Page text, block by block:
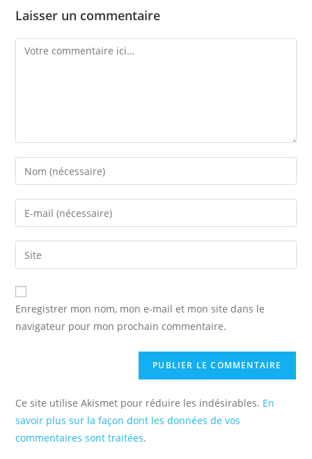
Laisser un commentaire
Comment
Enter
your
name
comment
Enter
your
email
address
comment
Saisir
l’URL
de
votre
(facultatif)
Enregistrer mon nom, mon e-mail et mon site dans le
navigateur pour mon prochain commentaire.
Ce site utilise Akismet pour réduire les indésirables. En
savoir plus sur la façon dont les données de vos
commentaires sont traitées.